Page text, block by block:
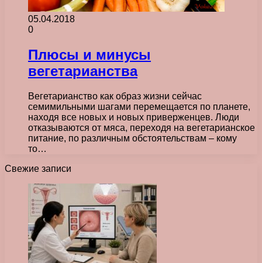
05.04.2018
0
Плюсы и минусы
вегетарианства
Вегетарианство как образ жизни сейчас
семимильными шагами перемещается по планете,
находя все новых и новых приверженцев. Люди
отказываются от мяса, переходя на вегетарианское
питание, по различным обстоятельствам – кому
то…
Свежие записи